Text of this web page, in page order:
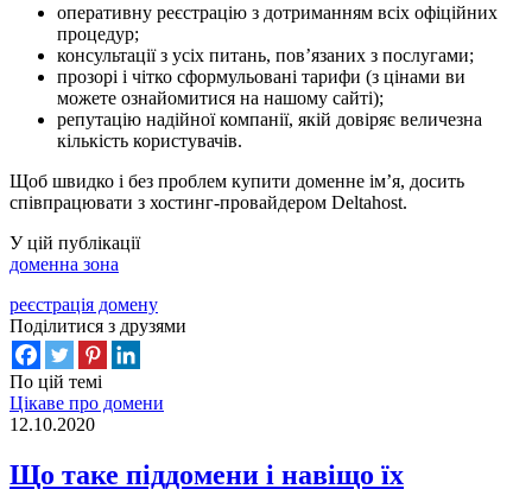
оперативну реєстрацію з дотриманням всіх офіційних
процедур;
консультації з усіх питань, пов’язаних з послугами;
прозорі і чітко сформульовані тарифи (з цінами ви
можете ознайомитися на нашому сайті);
репутацію надійної компанії, якій довіряє величезна
кількість користувачів.
Щоб швидко і без проблем купити доменне ім’я, досить
співпрацювати з хостинг-провайдером Deltahost.
У цій публікації
доменна зона
реєстрація домену
Поділитися з друзями
По цій темі
Цікаве про домени
12.10.2020
Що таке піддомени і навіщо їх